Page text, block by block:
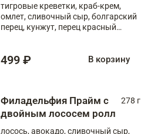
тигровые креветки, краб-крем,
омлет, сливочный сыр, болгарский
перец, кунжут, перец красный
499 ₽ В корзину
Филадельфия Прайм с
двойным лососем ролл
278 г
лосось, авокадо, сливочный сыр,